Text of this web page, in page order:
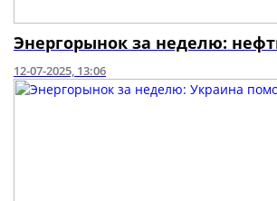
Энергорынок за неделю:
12-07-2025, 13:06